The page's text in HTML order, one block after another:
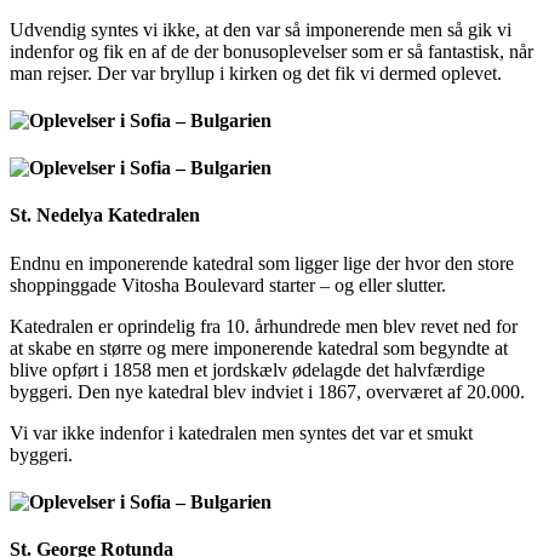
Udvendig syntes vi ikke, at den var så imponerende men så gik vi
indenfor og fik en af de der bonusoplevelser som er så fantastisk, når
man rejser. Der var bryllup i kirken og det fik vi dermed oplevet.
St. Nedelya Katedralen
Endnu en imponerende katedral som ligger lige der hvor den store
shoppinggade Vitosha Boulevard starter – og eller slutter.
Katedralen er oprindelig fra 10. århundrede men blev revet ned for
at skabe en større og mere imponerende katedral som begyndte at
blive opført i 1858 men et jordskælv ødelagde det halvfærdige
byggeri. Den nye katedral blev indviet i 1867, overværet af 20.000.
Vi var ikke indenfor i katedralen men syntes det var et smukt
byggeri.
St. George Rotunda